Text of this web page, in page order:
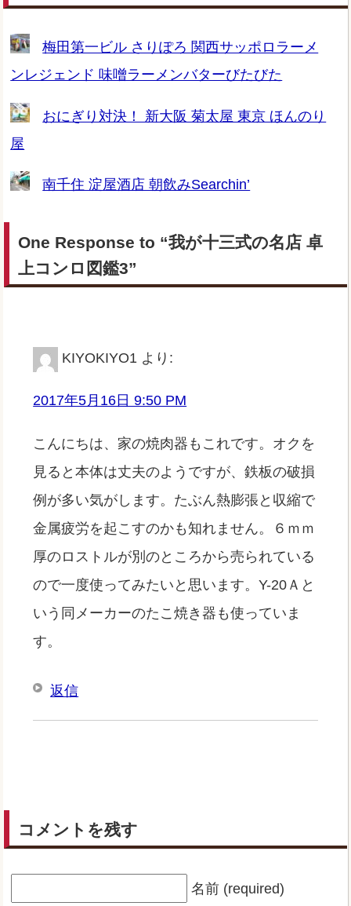
梅田第一ビル さりぽろ 関西サッポロラーメ
ンレジェンド 味噌ラーメンバターびたびた
おにぎり対決！ 新大阪 菊太屋 東京 ほんのり
屋
南千住 淀屋酒店 朝飲みSearchin’
One Response to “我が十三式の名店 卓
上コンロ図鑑3”
KIYOKIYO1 より:
2017年5月16日 9:50 PM
こんにちは、家の焼肉器もこれです。オクを
見ると本体は丈夫のようですが、鉄板の破損
例が多い気がします。たぶん熱膨張と収縮で
金属疲労を起こすのかも知れません。６ｍｍ
厚のロストルが別のところから売られている
ので一度使ってみたいと思います。Y-20Ａと
いう同メーカーのたこ焼き器も使っていま
す。
返信
コメントを残す
名前 (required)